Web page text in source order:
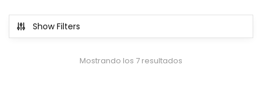
Show Filters
Mostrando los 7 resultados